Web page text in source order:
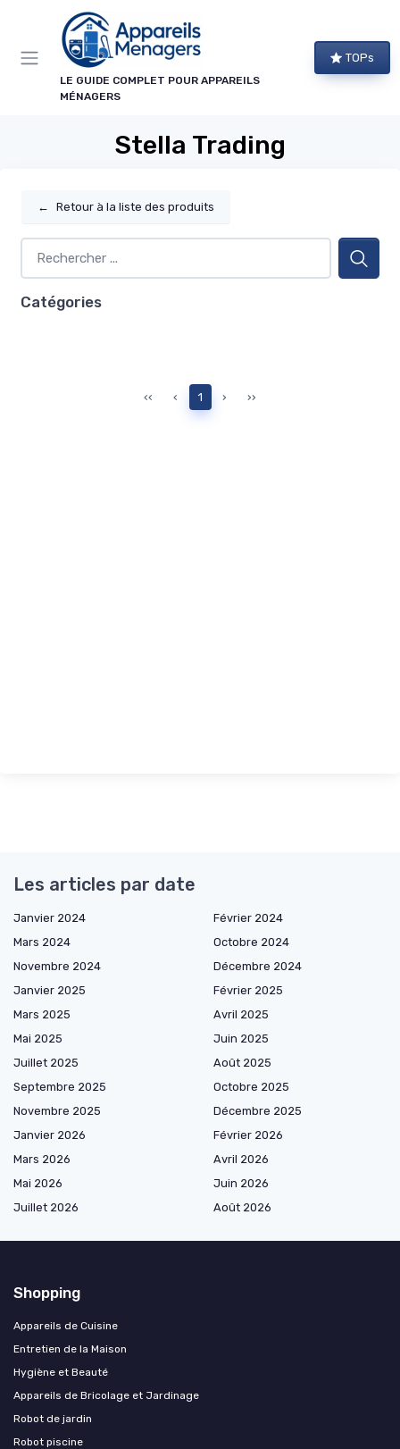
LE GUIDE COMPLET POUR APPAREILS
MÉNAGERS
TOPs
Stella Trading
← Retour à la liste des produits
Catégories
‹‹ ‹ 1 › ››
Les articles par date
Janvier 2024
Février 2024
Mars 2024
Octobre 2024
Novembre 2024
Décembre 2024
Janvier 2025
Février 2025
Mars 2025
Avril 2025
Mai 2025
Juin 2025
Juillet 2025
Août 2025
Septembre 2025
Octobre 2025
Novembre 2025
Décembre 2025
Janvier 2026
Février 2026
Mars 2026
Avril 2026
Mai 2026
Juin 2026
Juillet 2026
Août 2026
Shopping
Appareils de Cuisine
Entretien de la Maison
Hygiène et Beauté
Appareils de Bricolage et Jardinage
Robot de jardin
Robot piscine
Panneau de gestion des cookies